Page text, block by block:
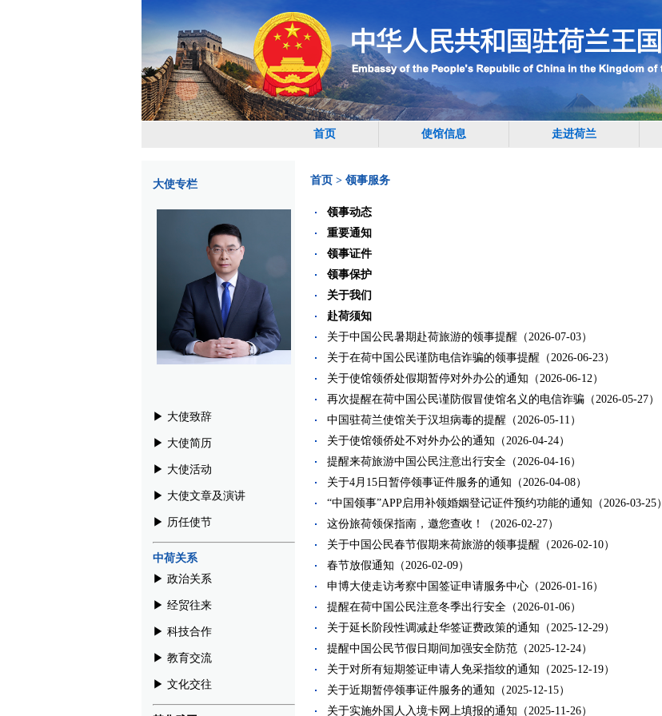
首页 使馆信息 走进荷兰
大使专栏
▶︎ 大使致辞
▶︎ 大使简历
▶︎ 大使活动
▶︎ 大使文章及演讲
▶︎ 历任使节
中荷关系
▶︎ 政治关系
▶︎ 经贸往来
▶︎ 科技合作
▶︎ 教育交流
▶︎ 文化交往
首页> 领事服务
领事动态
重要通知
领事证件
领事保护
关于我们
赴荷须知
关于中国公民暑期赴荷旅游的领事提醒（2026-07-03）
关于在荷中国公民谨防电信诈骗的领事提醒（2026-06-23）
关于使馆领侨处假期暂停对外办公的通知（2026-06-12）
再次提醒在荷中国公民谨防假冒使馆名义的电信诈骗（2026-05-27）
中国驻荷兰使馆关于汉坦病毒的提醒（2026-05-11）
关于使馆领侨处不对外办公的通知（2026-04-24）
提醒来荷旅游中国公民注意出行安全（2026-04-16）
关于4月15日暂停领事证件服务的通知（2026-04-08）
“中国领事”APP启用补领婚姻登记证件预约功能的通知（2026-03-25）
这份旅荷领保指南，邀您查收！（2026-02-27）
关于中国公民春节假期来荷旅游的领事提醒（2026-02-10）
春节放假通知（2026-02-09）
申博大使走访考察中国签证申请服务中心（2026-01-16）
提醒在荷中国公民注意冬季出行安全（2026-01-06）
关于延长阶段性调减赴华签证费政策的通知（2025-12-29）
提醒中国公民节假日期间加强安全防范（2025-12-24）
关于对所有短期签证申请人免采指纹的通知（2025-12-19）
关于近期暂停领事证件服务的通知（2025-12-15）
关于实施外国人入境卡网上填报的通知（2025-11-26）